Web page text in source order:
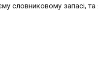
словниковому запасі,